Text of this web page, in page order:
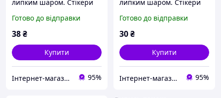
липким шаром. Стікери
аркушів ZB15105 ZIBI
Готово до відправки
38₴
Купити
Інтернет-магазин "Русалочка" 95%
липким шаром. Стікери
аркушів ZB15106 ZIBI
Готово до відправки
30₴
Купити
Інтернет-магазин "Русалочка" 95%